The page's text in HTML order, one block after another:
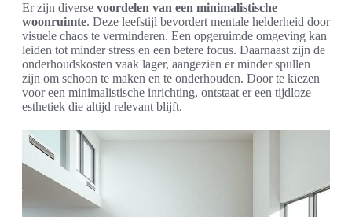
Er zijn diverse voordelen van een minimalistische
woonruimte. Deze leefstijl bevordert mentale helderheid door
visuele chaos te verminderen. Een opgeruimde omgeving kan
leiden tot minder stress en een betere focus. Daarnaast zijn de
onderhoudskosten vaak lager, aangezien er minder spullen
zijn om schoon te maken en te onderhouden. Door te kiezen
voor een minimalistische inrichting, ontstaat er een tijdloze
esthetiek die altijd relevant blijft.